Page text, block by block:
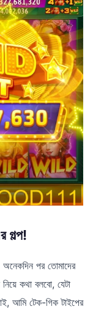
গল্প!
পর তোমাদের
কথা বলবো, যেটা
আমি টেক-গিক টাইপের